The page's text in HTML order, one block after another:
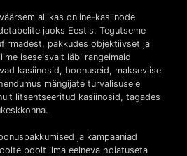
allikas online-kasiinode
jaoks Eestis. Tegutseme
pakkudes objektiivset ja
iseseisvalt läbi rangeimaid
kasiinosid, boonuseid, makseviise
mängijate turvalisusele
litsentseeritud kasiinosid, tagades
ja kampaaniad
poolt ilma eelneva hoiatuseta